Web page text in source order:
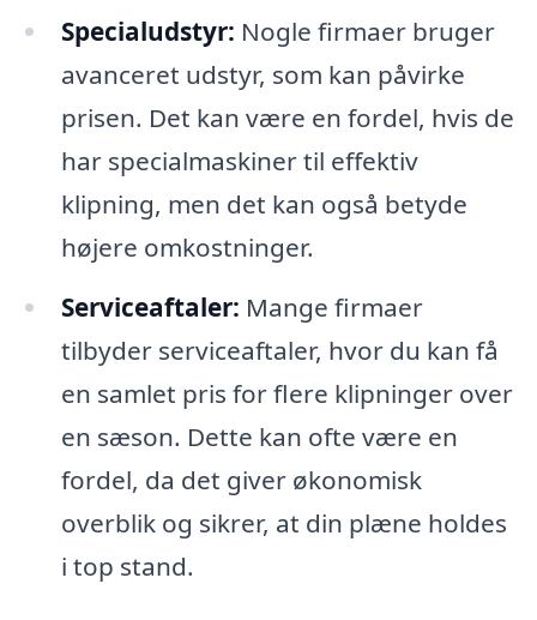
Specialudstyr: Nogle firmaer bruger
avanceret udstyr, som kan påvirke
prisen. Det kan være en fordel, hvis de
har specialmaskiner til effektiv
klipning, men det kan også betyde
højere omkostninger.
Serviceaftaler: Mange firmaer
tilbyder serviceaftaler, hvor du kan få
en samlet pris for flere klipninger over
en sæson. Dette kan ofte være en
fordel, da det giver økonomisk
overblik og sikrer, at din plæne holdes
i top stand.